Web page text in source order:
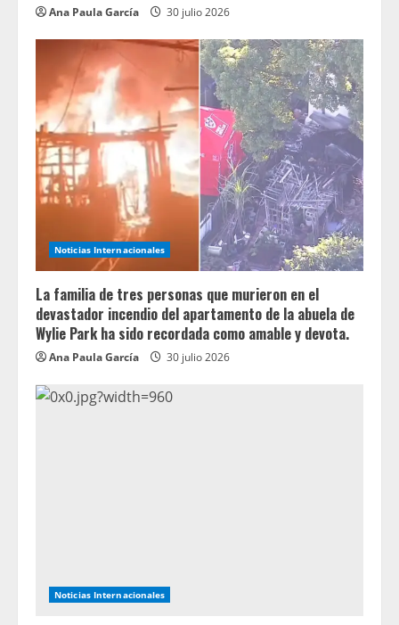
Ana Paula García 30 julio 2026
Noticias Internacionales
La familia de tres personas que murieron en el
devastador incendio del apartamento de la abuela de
Wylie Park ha sido recordada como amable y devota.
Ana Paula García 30 julio 2026
Noticias Internacionales